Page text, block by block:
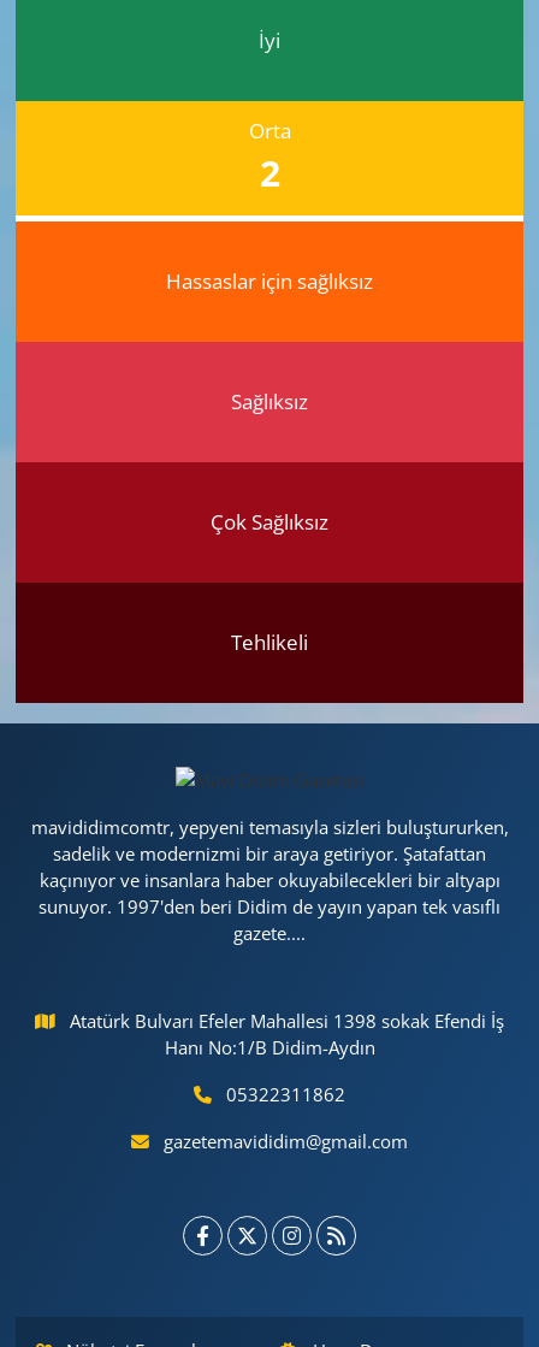
İyi
Orta
2
Hassaslar için sağlıksız
Sağlıksız
Çok Sağlıksız
Tehlikeli
mavididimcomtr, yepyeni temasıyla sizleri buluştururken,
sadelik ve modernizmi bir araya getiriyor. Şatafattan
kaçınıyor ve insanlara haber okuyabilecekleri bir altyapı
sunuyor. 1997'den beri Didim de yayın yapan tek vasıflı
gazete....
Atatürk Bulvarı Efeler Mahallesi 1398 sokak Efendi İş
Hanı No:1/B Didim-Aydın
05322311862
gazetemavididim@gmail.com